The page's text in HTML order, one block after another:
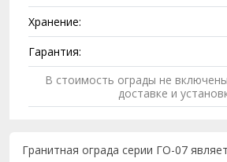
Хранение:
Гарантия:
В стоимость ограды не
доставке и
Гранитная ограда серии ГО-07